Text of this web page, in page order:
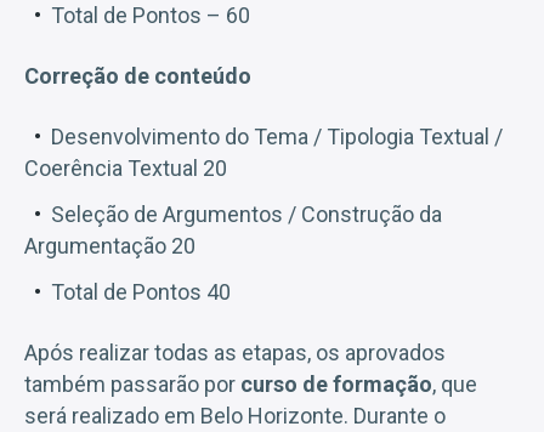
Total de Pontos – 60
Correção de conteúdo
Desenvolvimento do Tema / Tipologia Textual /
Coerência Textual 20
Seleção de Argumentos / Construção da
Argumentação 20
Total de Pontos 40
Após realizar todas as etapas, os aprovados
também passarão por curso de formação, que
será realizado em Belo Horizonte. Durante o